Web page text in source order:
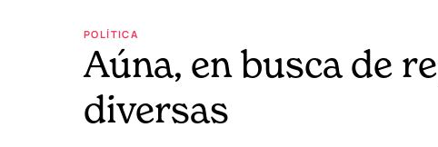
POLÍTICA
Aúna, en busca de
diversas